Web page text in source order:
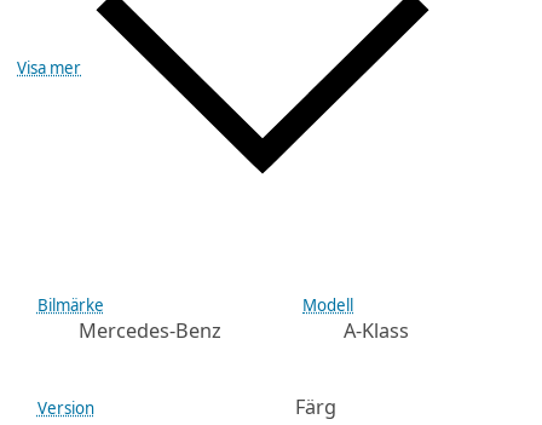
Visa mer
Bilmärke
Mercedes-Benz
Modell
A-Klass
Version
Färg